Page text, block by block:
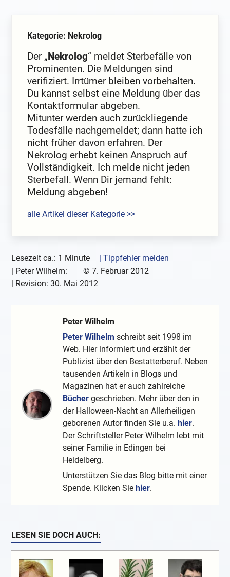
Kategorie: Nekrolog
Der „Nekrolog“ meldet Sterbefälle von
Prominenten. Die Meldungen sind
verifiziert. Irrtümer bleiben vorbehalten.
Du kannst selbst eine Meldung über das
Kontaktformular abgeben.
Mitunter werden auch zurückliegende
Todesfälle nachgemeldet; dann hatte ich
nicht früher davon erfahren. Der
Nekrolog erhebt keinen Anspruch auf
Vollständigkeit. Ich melde nicht jeden
Sterbefall. Wenn Dir jemand fehlt:
Meldung abgeben!
alle Artikel dieser Kategorie >>
Lesezeit ca.: 1 Minute
| Tippfehler melden
| Peter Wilhelm: © 7. Februar 2012
| Revision:30. Mai 2012
Peter Wilhelm
Peter Wilhelm schreibt seit 1998 im
Web. Hier informiert und erzählt der
Publizist über den Bestatterberuf. Neben
tausenden Artikeln in Blogs und
Magazinen hat er auch zahlreiche
Bücher geschrieben. Mehr über den in
der Halloween-Nacht an Allerheiligen
geborenen Autor finden Sie u.a.hier.
Der Schriftsteller Peter Wilhelm lebt mit
seiner Familie in Edingen bei
Heidelberg.
Unterstützen Sie das Blog bitte mit einer
Spende. Klicken Siehier.
LESEN SIE DOCH AUCH: